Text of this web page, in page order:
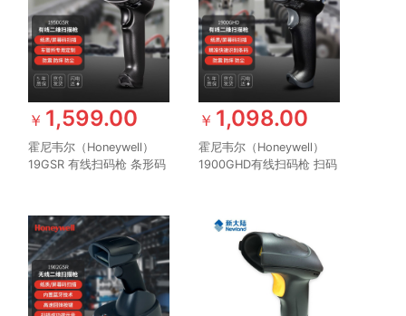
￥ 1,599.00
霍尼韦尔（Honeywell）
19GSR 有线扫码枪 条形码
描器
￥ 1,098.00
霍尼韦尔（Honeywell）
1900GHD有线扫码枪 扫码
器扫描枪